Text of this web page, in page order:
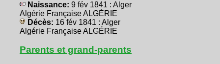
Naissance: 9 fév 1841 : Alger
Algérie Française ALGÉRIE
Décès: 16 fév 1841 : Alger
Algérie Française ALGÉRIE
Parents et grand-parents